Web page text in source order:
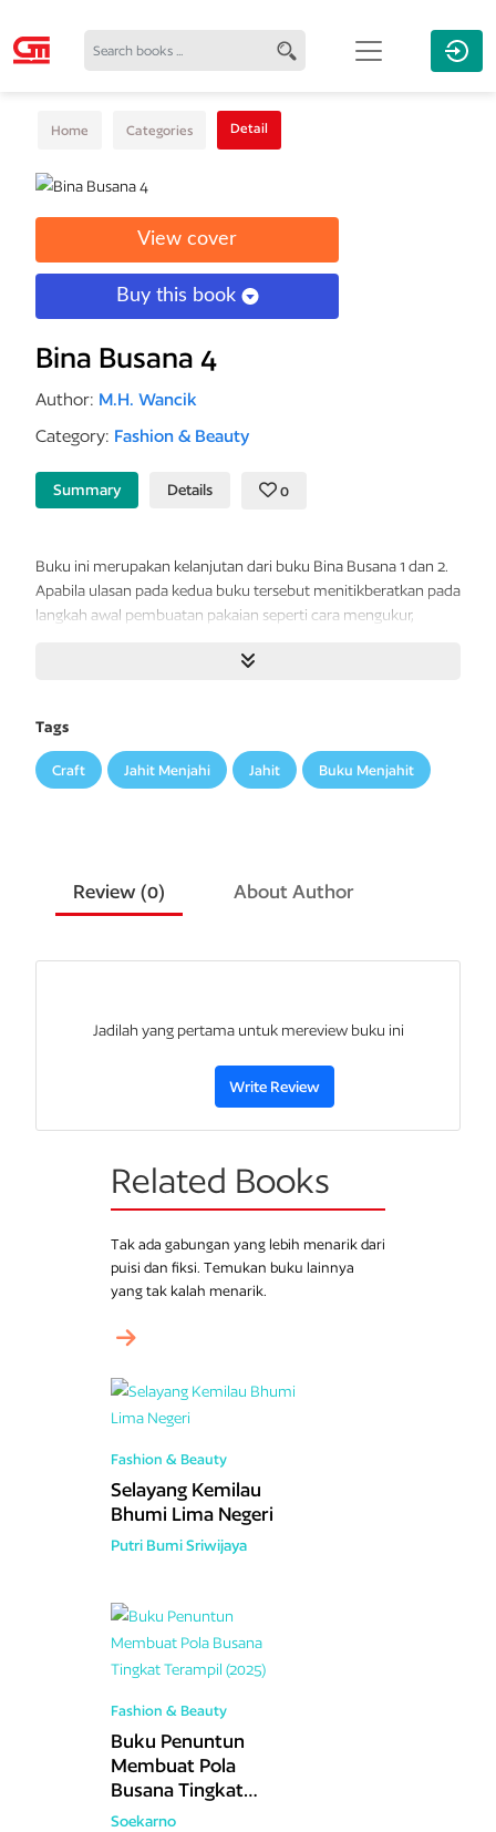
Home Categories Detail
View cover
Buy this book
Bina Busana 4
Author: M.H. Wancik
Category: Fashion & Beauty
Summary Details 0
Buku ini merupakan kelanjutan dari buku Bina Busana 1 dan 2.
Apabila ulasan pada kedua buku tersebut menitikberatkan pada
langkah awal pembuatan pakaian seperti cara mengukur,
melalui buku ini Anda akan menemukan petunjuk lengkap
seperti memasang ban pinggang, ritsleting, kerah, manset
lengan, dan sebagainya.
bimbingan guru. Petunjuknya cukup praktis, dilengkapi pula
dengan gambar-gambar agar lebih mudah dipahami.
Tags
Craft Jahit Menjahi Jahit Buku Menjahit
Review (0) About Author
Jadilah yang pertama untuk mereview buku ini
Write Review
Related Books
Tak ada gabungan yang lebih menarik dari
puisi dan fiksi. Temukan buku lainnya
yang tak kalah menarik.
Fashion & Beauty
Selayang Kemilau
Bhumi Lima Negeri
Putri Bumi Sriwijaya
Fashion & Beauty
Buku Penuntun
Membuat Pola
Busana Tingkat
Terampil (2025)
Soekarno